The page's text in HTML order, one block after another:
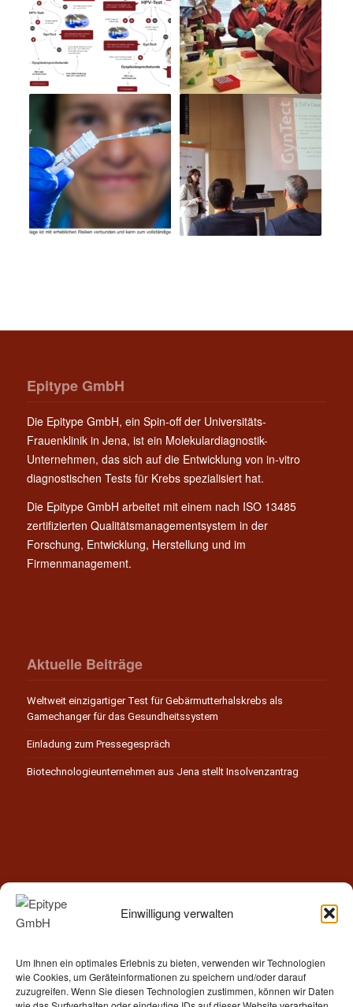
Einwilligung verwalten
Um Ihnen ein optimales Erlebnis zu bieten, verwenden wir Technologien
wie Cookies, um Geräteinformationen zu speichern und/oder darauf
zuzugreifen. Wenn Sie diesen Technologien zustimmen, können wir Daten
Epitype GmbH
Die Epitype GmbH, ein Spin-off der Universitäts-
Frauenklinik in Jena, ist ein Molekulardiagnostik-
Unternehmen, das sich auf die Entwicklung von in-vitro
diagnostischen Tests für Krebs spezialisiert hat.
Die Epitype GmbH arbeitet mit einem nach ISO 13485
zertifizierten Qualitätsmanagementsystem in der
Forschung, Entwicklung, Herstellung und im
Firmenmanagement.
Aktuelle Beiträge
Weltweit einzigartiger Test für Gebärmutterhalskrebs als
Gamechanger für das Gesundheitssystem
Einladung zum Pressegespräch
Biotechnologieunternehmen aus Jena stellt Insolvenzantrag
Kontakt
Epitype GmbH
Löbstedter Str. 41
07749 Jena